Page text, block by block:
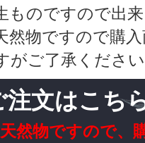
ものですので出
然物ですので購
がご了承くださ
注文はこち
然物ですので、